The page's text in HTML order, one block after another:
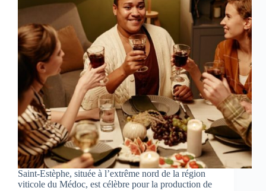
Saint-Estèphe, située à l’extrême nord de la région
viticole du Médoc, est célèbre pour la production de